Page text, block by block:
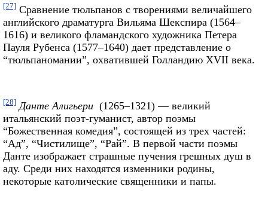
[27] Сравнение тюльпанов с творениями величайшего
английского драматурга Вильяма Шекспира (1564–
1616) и великого фламандского художника Петера
Пауля Рубенса (1577–1640) дает представление о
“тюльпаномании”, охватившей Голландию XVII века.
[28] Данте Алигьери (1265–1321) — великий
итальянский поэт-гуманист, автор поэмы
“Божественная комедия”, состоящей из трех частей:
“Ад”, “Чистилище”, “Рай”. В первой части поэмы
Данте изображает страшные пучения грешных душ в
аду. Среди них находятся изменники родины,
некоторые католические священники и папы.